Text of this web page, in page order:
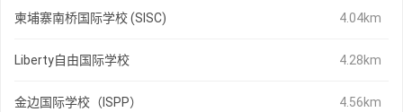
柬埔寨南桥国际学校 (SISC) 4.04km
Liberty自由国际学校 4.28km
金边国际学校（ISPP） 4.56km